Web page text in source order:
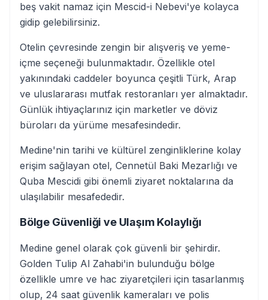
beş vakit namaz için Mescid-i Nebevi'ye kolayca
gidip gelebilirsiniz.
Otelin çevresinde zengin bir alışveriş ve yeme-
içme seçeneği bulunmaktadır. Özellikle otel
yakınındaki caddeler boyunca çeşitli Türk, Arap
ve uluslararası mutfak restoranları yer almaktadır.
Günlük ihtiyaçlarınız için marketler ve döviz
büroları da yürüme mesafesindedir.
Medine'nin tarihi ve kültürel zenginliklerine kolay
erişim sağlayan otel, Cennetül Baki Mezarlığı ve
Quba Mescidi gibi önemli ziyaret noktalarına da
ulaşılabilir mesafededir.
Bölge Güvenliği ve Ulaşım Kolaylığı
Medine genel olarak çok güvenli bir şehirdir.
Golden Tulip Al Zahabi'in bulunduğu bölge
özellikle umre ve hac ziyaretçileri için tasarlanmış
olup, 24 saat güvenlik kameraları ve polis